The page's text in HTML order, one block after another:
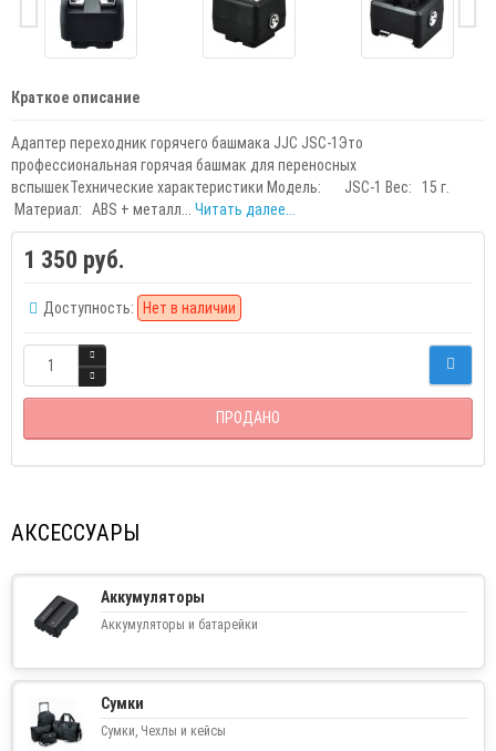
Краткое описание
Адаптер переходник горячего башмака JJC JSC-1Это
профессиональная горячая башмак для переносных
вспышекТехнические характеристики Модель: JSC-1 Вес: 15 г.
Материал: ABS + металл... Читать далее...
1 350 руб.
Доступность: Нет в наличии
ПРОДАНО
АКСЕССУАРЫ
Аккумуляторы
Аккумуляторы и батарейки
Сумки
Сумки, Чехлы и кейсы